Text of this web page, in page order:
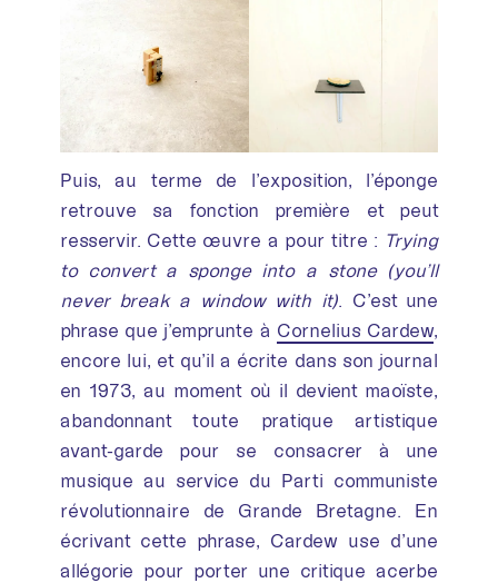
Puis, au terme de l’exposition, l’éponge
retrouve sa fonction première et peut
resservir. Cette œuvre a pour titre : Trying
to convert a sponge into a stone (you’ll
never break a window with it). C’est une
phrase que j’emprunte à Cornelius Cardew,
encore lui, et qu’il a écrite dans son journal
en 1973, au moment où il devient maoïste,
abandonnant toute pratique artistique
avant-garde pour se consacrer à une
musique au service du Parti communiste
révolutionnaire de Grande Bretagne. En
écrivant cette phrase, Cardew use d’une
allégorie pour porter une critique acerbe